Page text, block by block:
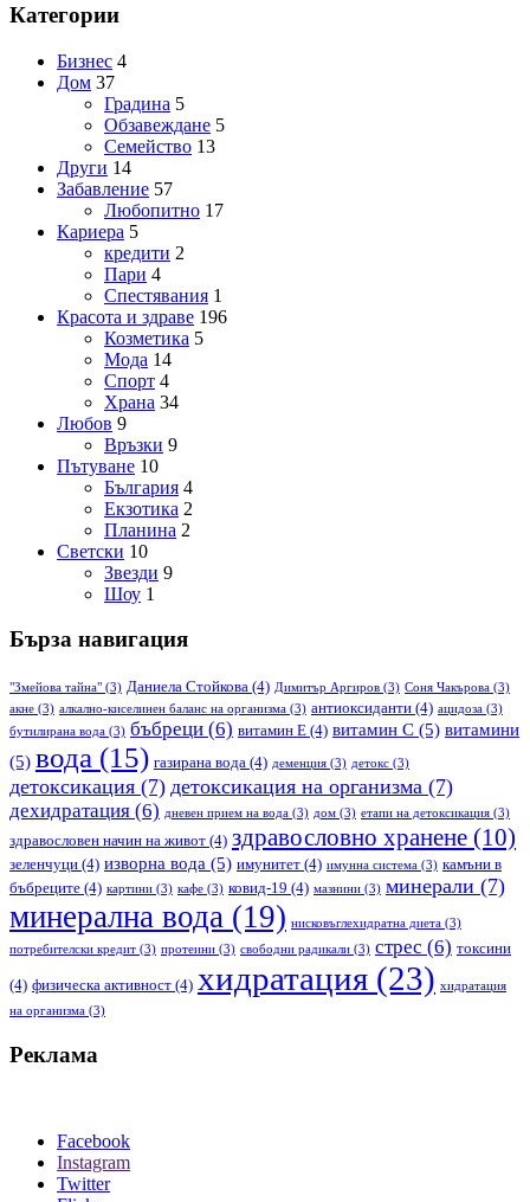
Категории
Бизнес 4
Дом 37
Градина 5
Обзавеждане 5
Семейство 13
Други 14
Забавление 57
Любопитно 17
Кариера 5
кредити 2
Пари 4
Спестявания 1
Красота и здраве 196
Козметика 5
Мода 14
Спорт 4
Храна 34
Любов 9
Връзки 9
Пътуване 10
България 4
Екзотика 2
Планина 2
Светски 10
Звезди 9
Шоу 1
Бърза навигация
"Змейова тайна" (3) Даниела Стойкова (4) Димитър Аргиров (3) Соня Чакърова (3)
акне (3) алкално-киселинен баланс на организма (3) антиоксиданти (4) ацидоза (3)
бутилирана вода (3) бъбреци (6) витамин Е (4) витамин С (5) витамини
(5) вода (15) газирана вода (4) деменция (3) детокс (3)
детоксикация (7) детоксикация на организма (7)
дехидратация (6) дневен прием на вода (3) дом (3) етапи на детоксикация (3)
здравословен начин на живот (4) здравословно хранене (10)
зеленчуци (4) изворна вода (5) имунитет (4) имунна система (3) камъни в
бъбреците (4) картини (3) кафе (3) ковид-19 (4) мазнини (3) минерали (7)
минерална вода (19) нисковъглехидратна диета (3)
потребителски кредит (3) протеини (3) свободни радикали (3) стрес (6) токсини
(4) физическа активност (4) хидратация (23) хидратация
на организма (3)
Реклама
Facebook
Instagram
Twitter